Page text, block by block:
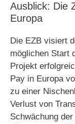
Ausblick: Die
Europa
Die EZB visiert
möglichen Start
Projekt
Pay in Europa
zu einer
Verlust von
Schwächung